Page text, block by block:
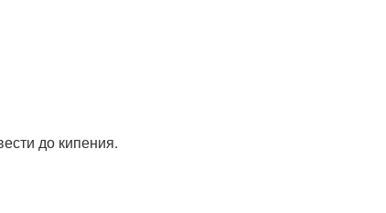
до кипения.